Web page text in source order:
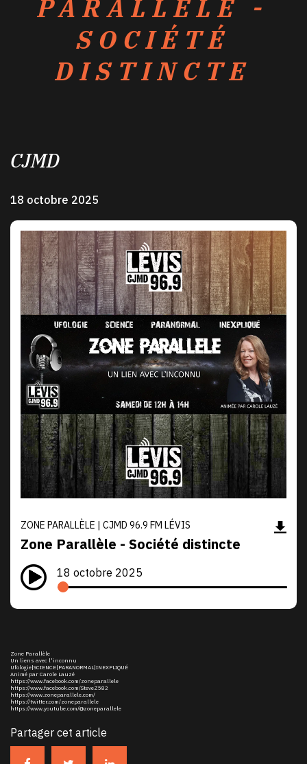
PARALLÈLE -
SOCIÉTÉ
DISTINCTE
CJMD
18 octobre 2025
ZONE PARALLÈLE | CJMD 96.9 FM LÉVIS
Zone Parallèle - Société distincte
18 octobre 2025
Zone Parallèle
Un liens avec l'inconnu
Ufologie|SCIENCE|PARANORMAL|INEXPLIQUÉ
Animé par Carole Lauzé
https://www.facebook.com/zoneparallele
https://www.facebook.com/SteveZ582
https://www.zoneparallele.com/
https://twitter.com/zoneparallele
https://www.youtube.com/@zoneparallele
Partager cet article